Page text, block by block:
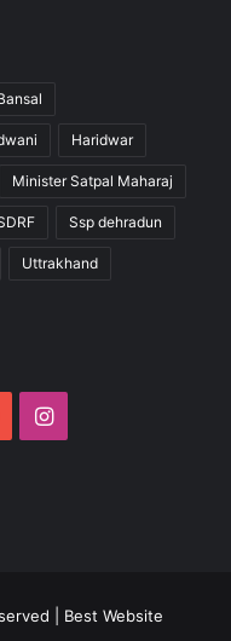
Haridwar
Minister Satpal Maharaj
Ssp dehradun
Uttrakhand
YouTubeInstagram
| Best Website